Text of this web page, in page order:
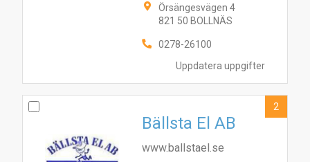
Uppdatera uppgifter
Örsängesvägen 4
821 50 BOLLNÄS
0278-26100
Bällsta El AB
www.ballstael.se
2